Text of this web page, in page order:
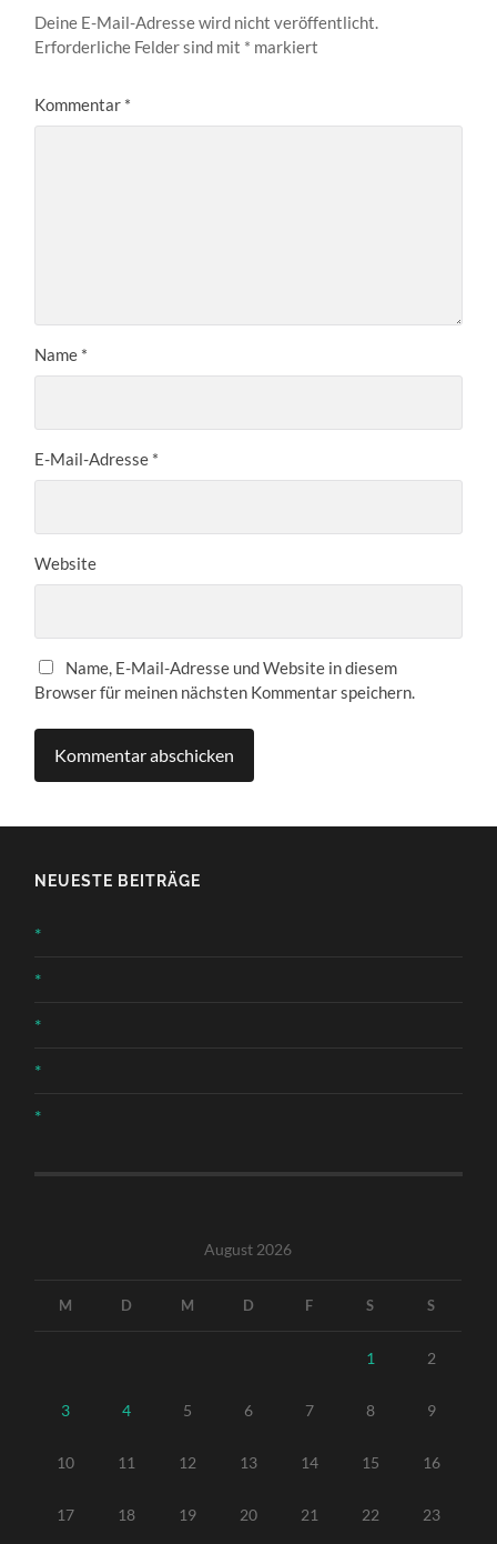
Deine E-Mail-Adresse wird nicht veröffentlicht.
Erforderliche Felder sind mit * markiert
Kommentar *
Name *
E-Mail-Adresse *
Website
Name, E-Mail-Adresse und Website in diesem
Browser für meinen nächsten Kommentar speichern.
NEUESTE BEITRÄGE
*
*
*
*
*
August 2026
M D M D F S S
1 2
3 4 5 6 7 8 9
10 11 12 13 14 15 16
17 18 19 20 21 22 23